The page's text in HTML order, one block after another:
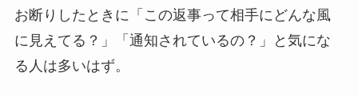
お断りしたときに「この返事って相手にどんな風
に見えてる？」「通知されているの？」と気にな
る人は多いはず。